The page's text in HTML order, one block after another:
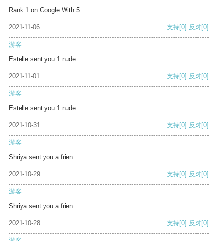
Rank 1 on Google With 5
2021-11-06 支持[0] 反对[0]
游客
Estelle sent you 1 nude
2021-11-01 支持[0] 反对[0]
游客
Estelle sent you 1 nude
2021-10-31 支持[0] 反对[0]
游客
Shriya sent you a frien
2021-10-29 支持[0] 反对[0]
游客
Shriya sent you a frien
2021-10-28 支持[0] 反对[0]